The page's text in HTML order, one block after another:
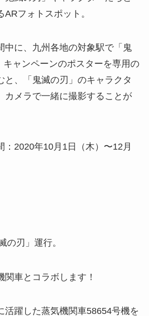
フォトスポット。
中に、九州各地の対象駅で「鬼
ャンペーンのポスターを専用の
と、「鬼滅の刃」のキャラクタ
カメラで一緒に撮影することが
：2020年10月1日（木）〜12月
の刃」運行。
関車とコラボします！
活躍した蒸気機関車58654号機を